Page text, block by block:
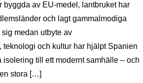
byggda av EU-medel, lantbruket har
och lagt gammalmodiga
medan utbyte av
teknologi och kultur har hjälpt Spanien
isolering till ett modernt samhälle – och
stora […]